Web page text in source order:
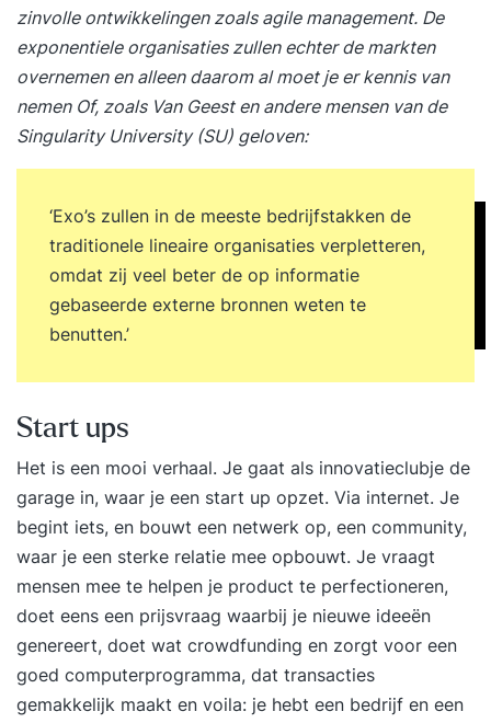
zinvolle ontwikkelingen zoals agile management. De
exponentiele organisaties zullen echter de markten
overnemen en alleen daarom al moet je er kennis van
nemen Of, zoals Van Geest en andere mensen van de
Singularity University(SU) geloven:
‘Exo’s zullen in de meeste bedrijfstakken de
traditionele lineaire organisaties verpletteren,
omdat zij veel beter de op informatie
gebaseerde externe bronnen weten te
benutten.’
Start ups
Het is een mooi verhaal. Je gaat als innovatieclubje de
garage in, waar je een start up opzet. Via internet. Je
begint iets, en bouwt een netwerk op, een community,
waar je een sterke relatie mee opbouwt. Je vraagt
mensen mee te helpen je product te perfectioneren,
doet eens een prijsvraag waarbij je nieuwe ideeën
genereert, doet wat crowdfunding en zorgt voor een
goed computerprogramma, dat transacties
gemakkelijk maakt en voila: je hebt een bedrijf en een